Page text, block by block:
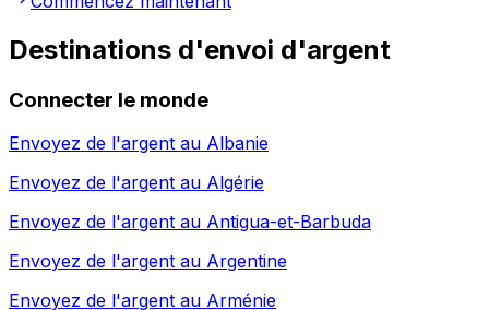
Destinations d'envoi d'argent
Connecter le monde
Envoyez de l'argent au Albanie
Envoyez de l'argent au Algérie
Envoyez de l'argent au Antigua-et-Barbuda
Envoyez de l'argent au Argentine
Envoyez de l'argent au Arménie